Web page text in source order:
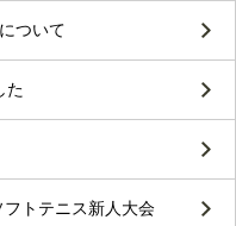
ついて
た
フトテニス新人大会